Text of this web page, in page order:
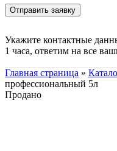
Укажите контактные
1 часа, ответим на все
Главная страница »
профессиональный 5л
Продано